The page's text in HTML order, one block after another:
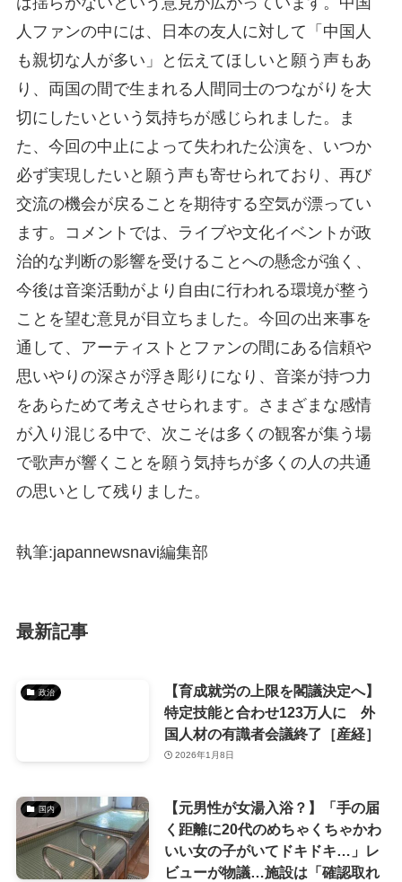
人ファンの中には、日本の友人に対して「中国人
も親切な人が多い」と伝えてほしいと願う声もあ
り、両国の間で生まれる人間同士のつながりを大
切にしたいという気持ちが感じられました。ま
た、今回の中止によって失われた公演を、いつか
必ず実現したいと願う声も寄せられており、再び
交流の機会が戻ることを期待する空気が漂ってい
ます。コメントでは、ライブや文化イベントが政
治的な判断の影響を受けることへの懸念が強く、
今後は音楽活動がより自由に行われる環境が整う
ことを望む意見が目立ちました。今回の出来事を
通して、アーティストとファンの間にある信頼や
思いやりの深さが浮き彫りになり、音楽が持つ力
をあらためて考えさせられます。さまざまな感情
が入り混じる中で、次こそは多くの観客が集う場
で歌声が響くことを願う気持ちが多くの人の共通
の思いとして残りました。
執筆:japannewsnavi編集部
最新記事
政治
【育成就労の上限を閣議決定へ】
特定技能と合わせ123万人に 外
国人材の有識者会議終了［産経］
2026年1月8日
国内
【元男性が女湯入浴？】「手の届
く距離に20代のめちゃくちゃかわ
いい女の子がいてドキドキ…」レ
ビューが物議…施設は「確認取れ